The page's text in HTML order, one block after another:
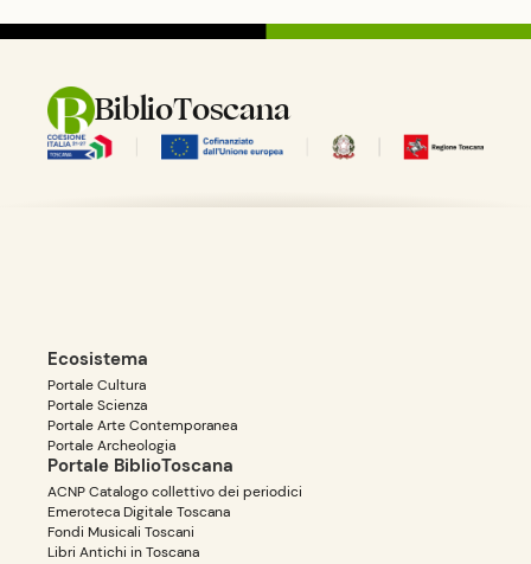
BiblioToscana
Ecosistema
Portale Cultura
Portale Scienza
Portale Arte Contemporanea
Portale Archeologia
Portale BiblioToscana
ACNP Catalogo collettivo dei periodici
Emeroteca Digitale Toscana
Fondi Musicali Toscani
Libri Antichi in Toscana